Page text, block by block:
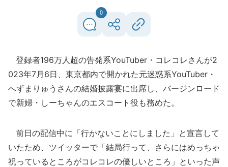
0
登録者196万人超の告発系YouTuber・コレコレさんが2
023年7月6日、東京都内で開かれた元迷惑系YouTuber・
へずまりゅうさんの結婚披露宴に出席し、バージンロード
で新婦・しーちゃんのエスコート役も務めた。
前日の配信中に「行かないことにしました」と宣言して
いたため、ツイッターで「結局行って、さらにはめっちゃ
祝っているところがコレコレの優しいところ」といった声